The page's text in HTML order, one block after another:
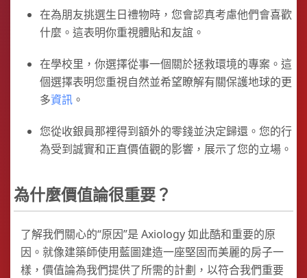
在為朋友挑選生日禮物時，您會認真考慮他們會喜歡
什麼。這表明你重視體貼和友誼。
在學校里，你選擇從事一個關於拯救環境的專案。這
個選擇表明您重視自然並希望瞭解有關保護地球的更
多資訊 。
您從收銀員那裡得到額外的零錢並決定歸還。您的行
為受到誠實和正直價值觀的影響，展示了您的立場。
為什麼價值論很重要？
了解我們關心的“原因”是 Axiology 如此酷和重要的原
因。就像建築師使用藍圖建造一座堅固而美麗的房子一
樣，價值論為我們提供了所需的計劃，以符合我們重要